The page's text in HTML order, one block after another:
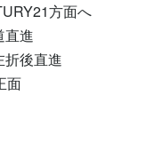
方面へ
直進
折後直進
面